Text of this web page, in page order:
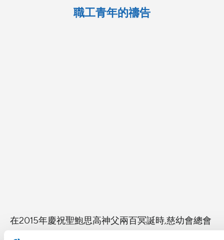
職工青年的禱告
在2015年慶祝聖鮑思高神父兩百冥誕時,慈幼會總會
長范達民神父向梵蒂岡電台表示: